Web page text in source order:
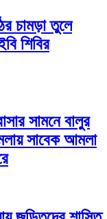
চামড়া তুলে
শিবির
সামনে বালুর
সাবেক আমলা